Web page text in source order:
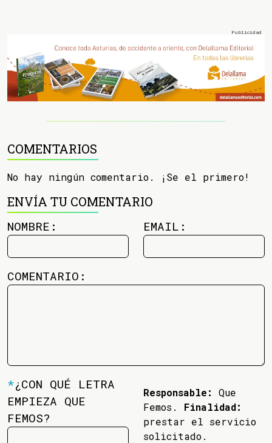
COMENTARIOS
No hay ningún comentario. ¡Se el primero!
ENVÍA TU COMENTARIO
NOMBRE: EMAIL:
COMENTARIO:
*¿CON QUÉ LETRA
EMPIEZA QUE
FEMOS?
Responsable:
Que
Femos. Finalidad:
prestar el servicio
solicitado.